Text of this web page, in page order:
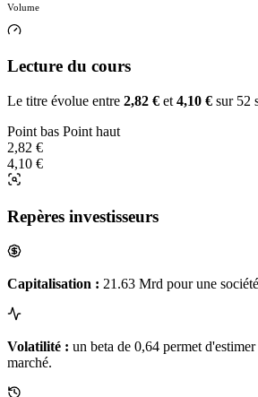
Volume
Lecture du cours
Le titre évolue entre 2,82 € et 4,10 € sur 52
Point bas Point haut
2,82 €
4,10 €
Repères investisseurs
Capitalisation : 21.63 Mrd pour une
Volatilité : un beta de 0,64 permet
marché.